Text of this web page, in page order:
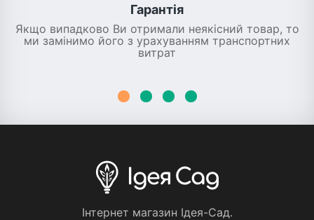
Гарантія
Якщо випадково Ви отримали неякісний товар, то
ми замінимо його з урахуванням транспортних
витрат
Iнтернет магазин Iдея-Сад.